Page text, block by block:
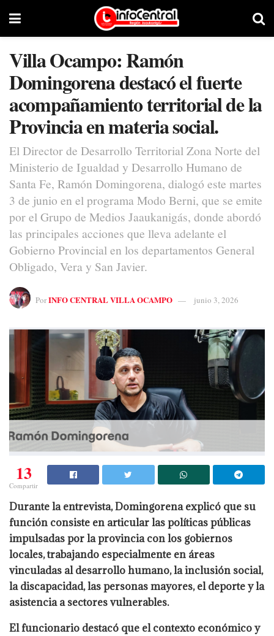
Villa Ocampo: Ramón
Domingorena destacó el fuerte
acompañamiento territorial de la
Provincia en materia social.
El Director de Desarrollo Territorial Zona Norte del
Ministerio de Igualdad y Desarrollo Humano de
Santa Fe, Ramón Domingorena, dialogó este martes
3 de junio en el programa Modo Berni, que se emite
por el Grupo de Medios Jaaukanigás, donde abordó
las principales acciones que lleva adelante el
Gobierno Provincial en los departamentos General
Obligado, Vera y San Javier.
PorINFO CENTRAL VILLA OCAMPO junio 3, 2026
13
Compartir
Durante la entrevista, Domingorena explicó que su
función consiste en articular las políticas públicas
impulsadas por la provincia con los gobiernos
locales, trabajando especialmente en áreas
vinculadas al desarrollo humano, la inclusión social,
la discapacidad, las personas mayores, el deporte y la
asistencia a sectores vulnerables.
El funcionario destacó que el contexto económico y